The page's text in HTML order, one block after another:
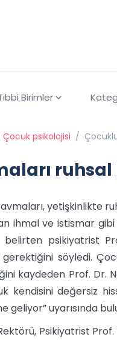
Birimler
Çocuk psikolojisi /
ruhsal
yetişkinlikte
ihmal ve istismar
psikiyatrist
gerektiğini söyledi.
kaydeden Prof.
kendisini değersiz
geliyor” uyarısında
Psikiyatrist